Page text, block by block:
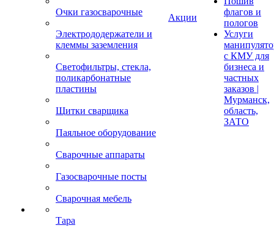
Очки газосварочные
Электрододержатели и
клеммы заземления
Светофильтры, стекла,
поликарбонатные
пластины
Щитки сварщика
Паяльное оборудование
Сварочные аппараты
Газосварочные посты
Сварочная мебель
Тара
Акции
флагов и
пологов
Услуги
с КМУ для
бизнеса и
частных
заказов |
Мурманск,
область,
ЗАТО